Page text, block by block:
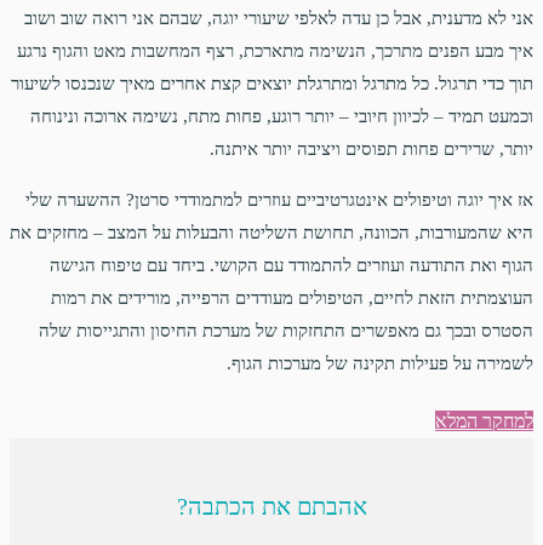
אני לא מדענית, אבל כן עדה לאלפי שיעורי יוגה, שבהם אני רואה שוב ושוב
איך מבע הפנים מתרכך, הנשימה מתארכת, רצף המחשבות מאט והגוף נרגע
תוך כדי תרגול. כל מתרגל ומתרגלת יוצאים קצת אחרים מאיך שנכנסו לשיעור
וכמעט תמיד – לכיוון חיובי – יותר רוגע, פחות מתח, נשימה ארוכה ונינוחה
יותר, שרירים פחות תפוסים ויציבה יותר איתנה.
אז איך יוגה וטיפולים אינטגרטיביים עוזרים למתמודדי סרטן? ההשערה שלי
היא שהמעורבות, הכוונה, תחושת השליטה והבעלות על המצב – מחזקים את
הגוף ואת התודעה ועוזרים להתמודד עם הקושי. ביחד עם טיפוח הגישה
העוצמתית הזאת לחיים, הטיפולים מעודדים הרפייה, מורידים את רמות
הסטרס ובכך גם מאפשרים התחזקות של מערכת החיסון והתגייסות שלה
לשמירה על פעילות תקינה של מערכות הגוף.
למחקר המלא
אהבתם את הכתבה?